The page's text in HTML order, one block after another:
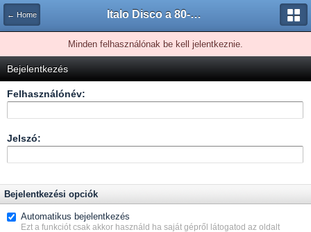
← Home Italo Disco a 80-as évekből.
Minden felhasználónak be kell jelentkeznie.
Bejelentkezés
Felhasználónév:
Jelszó:
Bejelentkezési opciók
Automatikus bejelentkezés
Ezt a funkciót csak akkor használd ha saját gépről látogatod az oldalt